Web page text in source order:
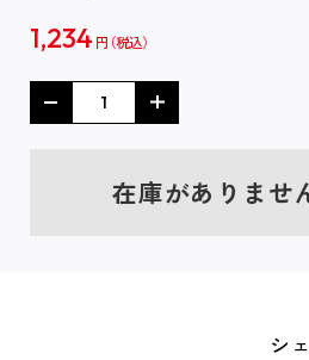
1,234 円
在庫がありませ
シ